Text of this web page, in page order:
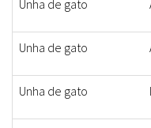
Unha de gato
Unha de gato
Unha de gato